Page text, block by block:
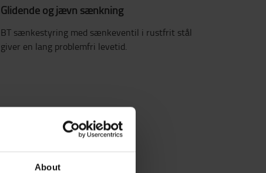
About
Glidende og jævn sænkning
BT sænkestyring med sænkeventil i rustfrit stål
giver en lang problemfri levetid.